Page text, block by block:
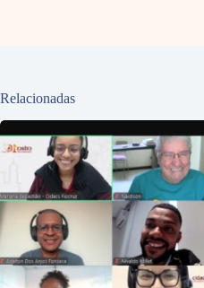
Relacionadas